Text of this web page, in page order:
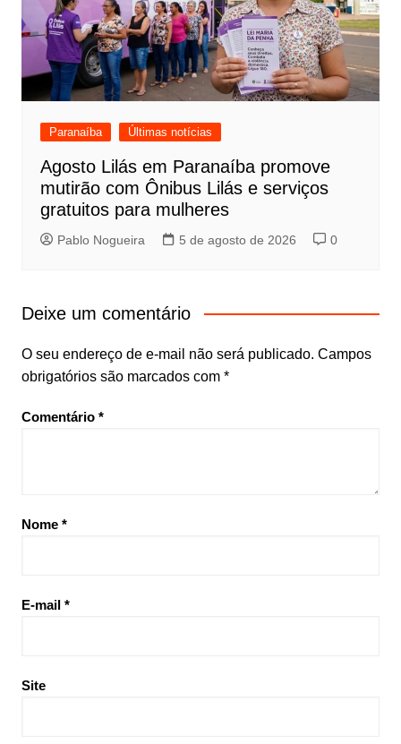
Paranaíba Últimas notícias
Agosto Lilás em Paranaíba promove
mutirão com Ônibus Lilás e serviços
gratuitos para mulheres
Pablo Nogueira 5 de agosto de 2026 0
Deixe um comentário
O seu endereço de e-mail não será publicado. Campos
obrigatórios são marcados com *
Comentário *
Nome *
E-mail *
Site